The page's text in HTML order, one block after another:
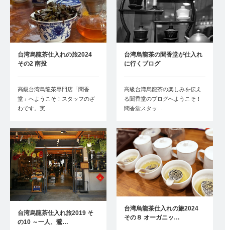
台湾烏龍茶仕入れの旅2024
その2 南投
高級台湾烏龍茶専門店「聞香
堂」へようこそ！スタッフのざ
わです。実…
台湾烏龍茶の聞香堂が仕入れ
に行くブログ
高級台湾烏龍茶の楽しみを伝え
る聞香堂のブログへようこそ！
聞香堂スタッ…
台湾烏龍茶仕入れ旅2019 そ
の10 ～一人、鶯…
台湾烏龍茶仕入れの旅2024
その８ オーガニッ…